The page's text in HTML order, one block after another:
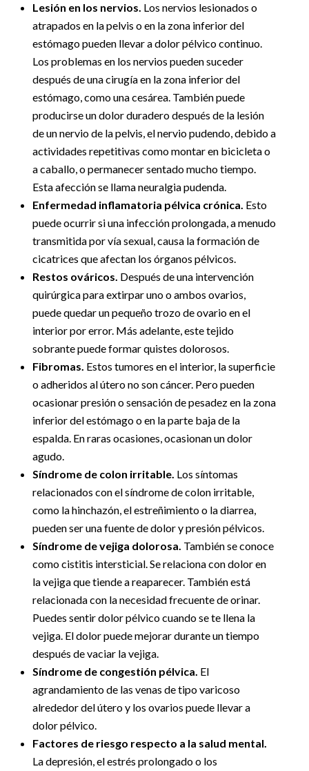
Lesión en los nervios. Los nervios lesionados o
atrapados en la pelvis o en la zona inferior del
estómago pueden llevar a dolor pélvico continuo.
Los problemas en los nervios pueden suceder
después de una cirugía en la zona inferior del
estómago, como una cesárea. También puede
producirse un dolor duradero después de la lesión
de un nervio de la pelvis, el nervio pudendo, debido a
actividades repetitivas como montar en bicicleta o
a caballo, o permanecer sentado mucho tiempo.
Esta afección se llama neuralgia pudenda.
Enfermedad inflamatoria pélvica crónica. Esto
puede ocurrir si una infección prolongada, a menudo
transmitida por vía sexual, causa la formación de
cicatrices que afectan los órganos pélvicos.
Restos ováricos. Después de una intervención
quirúrgica para extirpar uno o ambos ovarios,
puede quedar un pequeño trozo de ovario en el
interior por error. Más adelante, este tejido
sobrante puede formar quistes dolorosos.
Fibromas. Estos tumores en el interior, la superficie
o adheridos al útero no son cáncer. Pero pueden
ocasionar presión o sensación de pesadez en la zona
inferior del estómago o en la parte baja de la
espalda. En raras ocasiones, ocasionan un dolor
agudo.
Síndrome de colon irritable. Los síntomas
relacionados con el síndrome de colon irritable,
como la hinchazón, el estreñimiento o la diarrea,
pueden ser una fuente de dolor y presión pélvicos.
Síndrome de vejiga dolorosa. También se conoce
como cistitis intersticial. Se relaciona con dolor en
la vejiga que tiende a reaparecer. También está
relacionada con la necesidad frecuente de orinar.
Puedes sentir dolor pélvico cuando se te llena la
vejiga. El dolor puede mejorar durante un tiempo
después de vaciar la vejiga.
Síndrome de congestión pélvica. El
agrandamiento de las venas de tipo varicoso
alrededor del útero y los ovarios puede llevar a
dolor pélvico.
Factores de riesgo respecto a la salud mental.
La depresión, el estrés prolongado o los